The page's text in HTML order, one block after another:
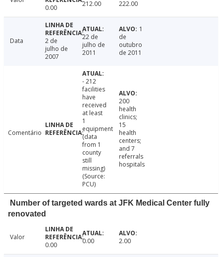
0.00
212.00 222.00
Data
2 de
julho de
2007
22 de
julho de
2011
1
de
outubro
de 2011
Comentário
- 212
facilities
have
received
at least
1
equipment
(data
from 1
county
still
missing)
(Source:
PCU)
200
health
clinics;
15
health
centers;
and 7
referrals
hospitals
Number of targeted wards at JFK Medical Center fully
renovated
Valor
0.00
0.00 2.00